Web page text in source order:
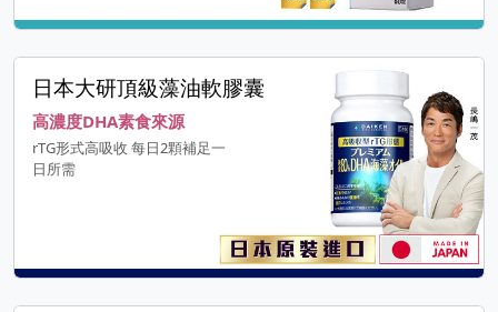
日本大研頂級藻油軟膠囊
高濃度DHA素食來源
rTG形式高吸收 每日2顆補足一
日所需